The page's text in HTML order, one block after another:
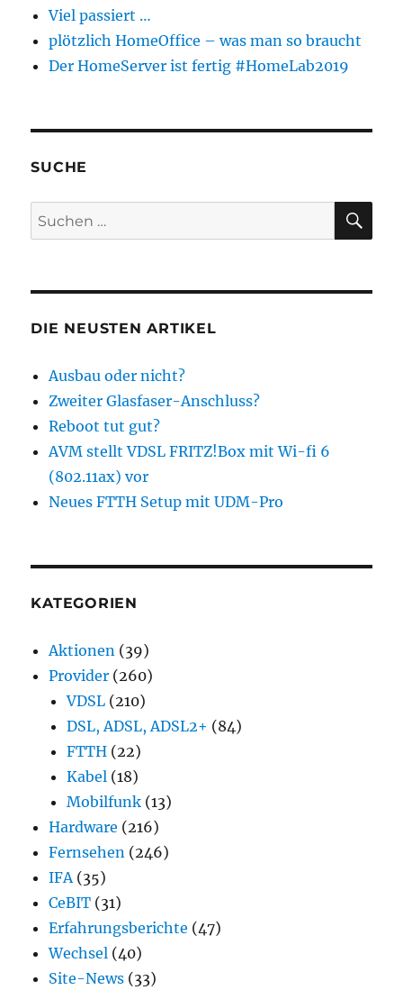
Viel passiert …
plötzlich HomeOffice – was man so braucht
Der HomeServer ist fertig #HomeLab2019
SUCHE
Suchen
nach:
DIE NEUSTEN ARTIKEL
Ausbau oder nicht?
Zweiter Glasfaser-Anschluss?
Reboot tut gut?
AVM stellt VDSL FRITZ!Box mit Wi-fi 6
(802.11ax) vor
Neues FTTH Setup mit UDM-Pro
KATEGORIEN
Aktionen (39)
Provider (260)
VDSL (210)
DSL, ADSL, ADSL2+ (84)
FTTH (22)
Kabel (18)
Mobilfunk (13)
Hardware (216)
Fernsehen (246)
IFA (35)
CeBIT (31)
Erfahrungsberichte (47)
Wechsel (40)
Site-News (33)